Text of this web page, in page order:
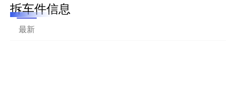
拆车件信息
最新